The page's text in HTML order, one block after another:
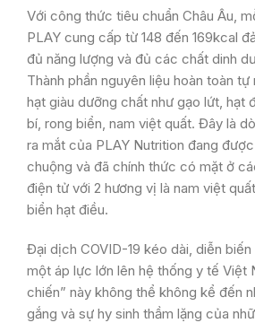
Với công thức tiêu chuẩn Châu Âu,
PLAY cung cấp từ 148 đến 169kcal
đủ năng lượng và đủ các chất dinh
Thành phần nguyên liệu hoàn toàn
hạt giàu dưỡng chất như gạo lứt, hạt
bí, rong biển, nam việt quất. Đây là
ra mắt của PLAY Nutrition đang
chuộng và đã chính thức có mặt ở
điện tử với 2 hương vị là nam việt
biển hạt điều.
Đại dịch COVID-19 kéo dài, diễn
một áp lực lớn lên hệ thống y tế Việt
chiến” này không thể không kể đến
gắng và sự hy sinh thầm lặng của